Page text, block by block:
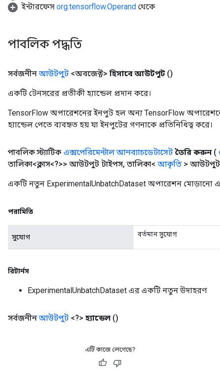
ইন্টারফেস org.tensorflow.Operand থেকে
পাবলিক পদ্ধতি
সর্বজনীন আউটপুট <অবজেক্ট> হিসাবে আউটপুট ()
একটি টেনসরের প্রতীকী হ্যান্ডেল প্রদান করে।
TensorFlow অপারেশনের ইনপুট হল অন্য TensorFlow
হ্যান্ডেল পেতে ব্যবহৃত হয় যা ইনপুটের গণনাকে প্রতিনিধিত্ব করে।
পাবলিক স্ট্যাটিক এক্সপেরিমেন্টাল আনব্যাচডেটাসেট তৈরি করুন (
তালিকা<ক্লাস<?>> আউটপুট টাইপস, তালিকা< আকৃতি >
একটি নতুন ExperimentalUnbatchDataset অপারেশন মোড়ানো
পরামিতি
সুযোগ বর্তমান সুযোগ
রিটার্নস
ExperimentalUnbatchDataset এর একটি নতুন উদাহরণ
সর্বজনীন আউটপুট <?> হ্যান্ডেল ()
এটি কাজে লেগেছে?